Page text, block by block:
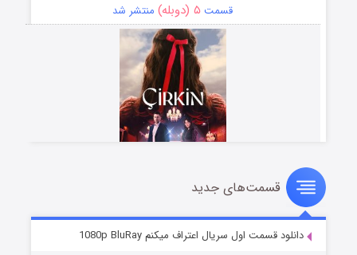
قسمت ۵ (دوبله) منتشر شد
سریال زشت
قسمت۲ (زیرنویس) منتشر شد
قسمت‌های جدید
دانلود قسمت اول سریال اعتراف میکنم 1080p BluRay